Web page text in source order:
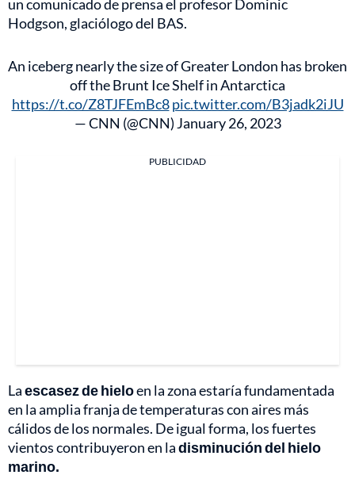
un comunicado de prensa el profesor Dominic
Hodgson, glaciólogo del BAS.
An iceberg nearly the size of Greater London has broken
off the Brunt Ice Shelf in Antarctica
https://t.co/Z8TJFEmBc8 pic.twitter.com/B3jadk2iJU
— CNN (@CNN) January 26, 2023
PUBLICIDAD
Laescasez de hieloen la zona estaría fundamentada
en la amplia franja de temperaturas con aires más
cálidos de los normales. De igual forma, los fuertes
vientos contribuyeron en ladisminución del hielo
marino.